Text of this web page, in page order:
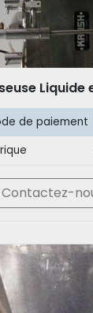
de paiement
Contactez-